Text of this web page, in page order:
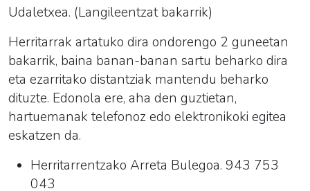
Udaletxea. (Langileentzat bakarrik)
Herritarrak artatuko dira ondorengo 2 guneetan
bakarrik, baina banan-banan sartu beharko dira
eta ezarritako distantziak mantendu beharko
dituzte. Edonola ere, aha den guztietan,
hartuemanak telefonoz edo elektronikoki egitea
eskatzen da.
Herritarrentzako Arreta Bulegoa. 943 753
043